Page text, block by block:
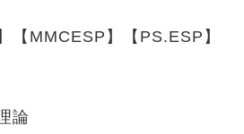
【MMCESP】【PS.ESP】
論